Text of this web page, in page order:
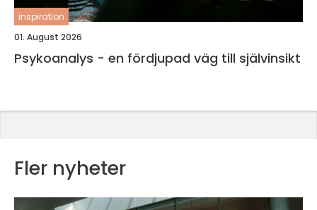
inspiration
01. August 2026
Psykoanalys - en fördjupad väg till självinsikt
Fler nyheter